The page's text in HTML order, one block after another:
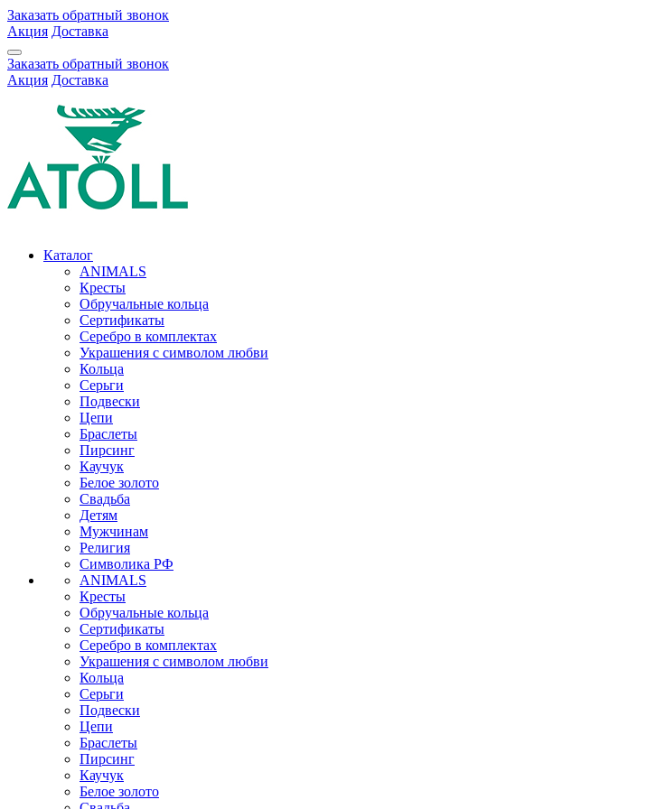
Заказать обратный звонок
Акция Доставка
Заказать обратный звонок
Акция Доставка
Каталог
ANIMALS
Кресты
Обручальные кольца
Сертификаты
Серебро в комплектах
Украшения с символом любви
Кольца
Серьги
Подвески
Цепи
Браслеты
Пирсинг
Каучук
Белое золото
Свадьба
Детям
Мужчинам
Религия
Символика РФ
ANIMALS
Кресты
Обручальные кольца
Сертификаты
Серебро в комплектах
Украшения с символом любви
Кольца
Серьги
Подвески
Цепи
Браслеты
Пирсинг
Каучук
Белое золото